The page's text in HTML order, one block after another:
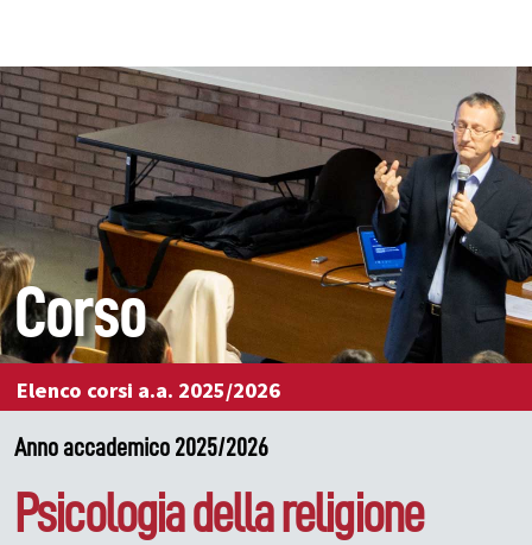
Corso
Elenco corsi a.a. 2025/2026
Anno accademico 2025/2026
Psicologia della religione